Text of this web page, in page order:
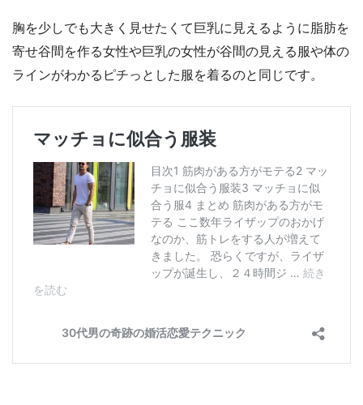
胸を少しでも大きく見せたくて巨乳に見えるように脂肪を
寄せ谷間を作る女性や巨乳の女性が谷間の見える服や体の
ラインがわかるピチっとした服を着るのと同じです。